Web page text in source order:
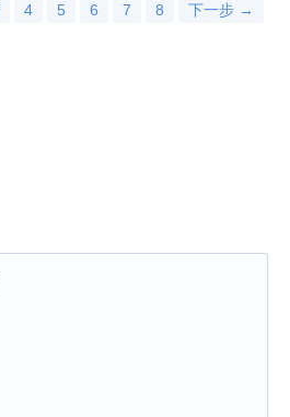
4 5 6 7 8 下一步 →